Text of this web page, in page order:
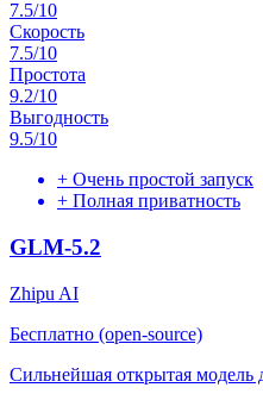
7.5/10
Скорость
7.5/10
Простота
9.2/10
Выгодность
9.5/10
+ Очень простой запуск
+ Полная приватность
GLM-5.2
Zhipu AI
Бесплатно (open-source)
Сильнейшая открытая модель